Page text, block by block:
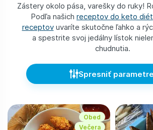
Zástery okolo pása, varešky do ruky!
Podľa našich receptov do keto
receptovuvaríte skutočne ľahko a
a spestrite svoj jedálny lístok
chudnutia.
Spresniť parametre
Obed
Večera